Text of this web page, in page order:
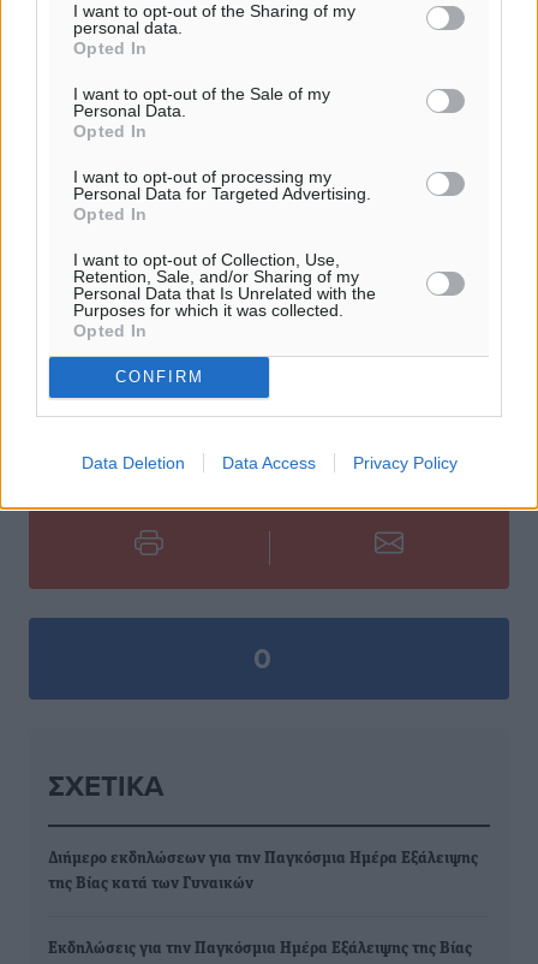
I want to opt-out of the Sharing of my
personal data.
Opted In
I want to opt-out of the Sale of my
Personal Data.
Opted In
I want to opt-out of processing my
Personal Data for Targeted Advertising.
Opted In
I want to opt-out of Collection, Use,
Retention, Sale, and/or Sharing of my
Personal Data that Is Unrelated with the
Purposes for which it was collected.
Opted In
CONFIRM
Data Deletion Data Access Privacy Policy
#Ισότητα #Γυναικοκτονίες #Βία Κατά Γυναικών
Δείτε περισσότερα άρθρα μας στα αποτελέσματα αναζήτησης
Ακολουθήστε μας στο Google News ★ ↗
Στο Google News πατήστε ★ Ακολουθήστε
0
ΣΧΕΤΙΚΆ
Διήμερο εκδηλώσεων για την Παγκόσμια Ημέρα Εξάλειψης
της Βίας κατά των Γυναικών
Εκδηλώσεις για την Παγκόσμια Ημέρα Εξάλειψης της Βίας